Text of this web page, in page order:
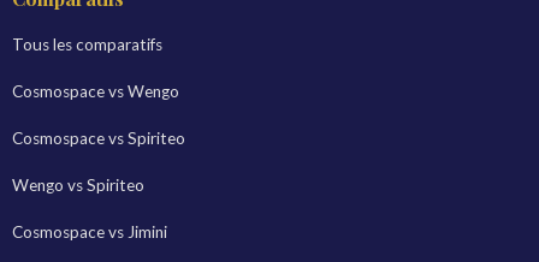
Tous les comparatifs
Cosmospace vs Wengo
Cosmospace vs Spiriteo
Wengo vs Spiriteo
Cosmospace vs Jimini